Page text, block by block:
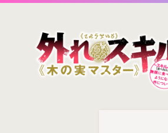
/news/20241121_53/